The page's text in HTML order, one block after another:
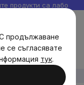
С продължаване
се съгласявате
тук.
продукти са